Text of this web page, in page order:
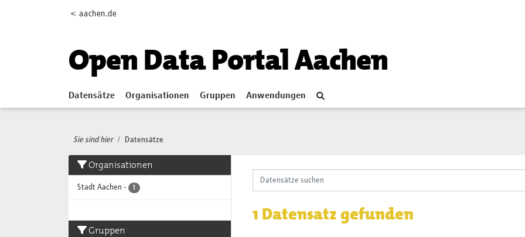
< aachen.de
Open Data Portal Aachen
Datensätze Organisationen Gruppen Anwendungen
Sie sind hier Datensätze
Organisationen
Stadt Aachen - 1
Gruppen
1 Datensatz gefunden